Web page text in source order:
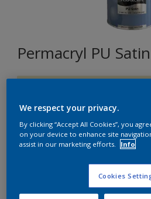
Permacryl PU Satin
Format
We respect your privacy.
By clicking “Accept All Cookies”, you
on your device to enhance site
assist in our marketing efforts.
Info
Cookies